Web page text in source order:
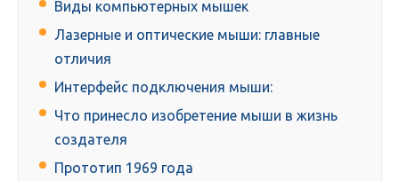
Виды компьютерных мышек
Лазерные и оптические мыши: главные
отличия
Интерфейс подключения мыши:
Что принесло изобретение мыши в жизнь
создателя
Прототип 1969 года